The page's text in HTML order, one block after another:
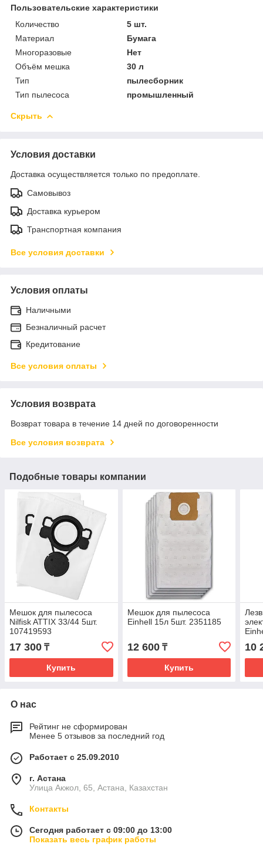
Пользовательские характеристики
Количество
5 шт.
Материал
Бумага
Многоразовые
Нет
Объём мешка
30 л
Тип
пылесборник
Тип пылесоса
промышленный
Скрыть
Условия доставки
Доставка осуществляется только по предоплате.
Самовывоз
Доставка курьером
Транспортная компания
Все условия доставки
Условия оплаты
Наличными
Безналичный расчет
Кредитование
Все условия оплаты
Условия возврата
Возврат товара в течение 14 дней по договоренности
Все условия возврата
Подобные товары компании
Мешок для пылесоса
Nilfisk ATTIX 33/44 5шт.
107419593
17 300 ₸
Купить
Мешок для пылесоса
Einhell 15л 5шт. 2351185
12 600₸
Купить
10
О нас
Рейтинг не сформирован
Менее 5 отзывов за последний год
Работает с 25.09.2010
г. Астана
Улица Акжол, 65, Астана, Казахстан
Контакты
Сегодня работает с 09:00 до 13:00
Показать весь график работы